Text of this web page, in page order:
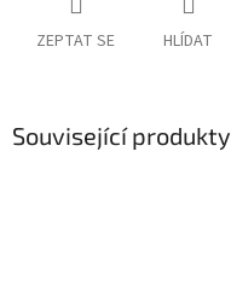
ZEPTAT SE HLÍDAT
Související produkty